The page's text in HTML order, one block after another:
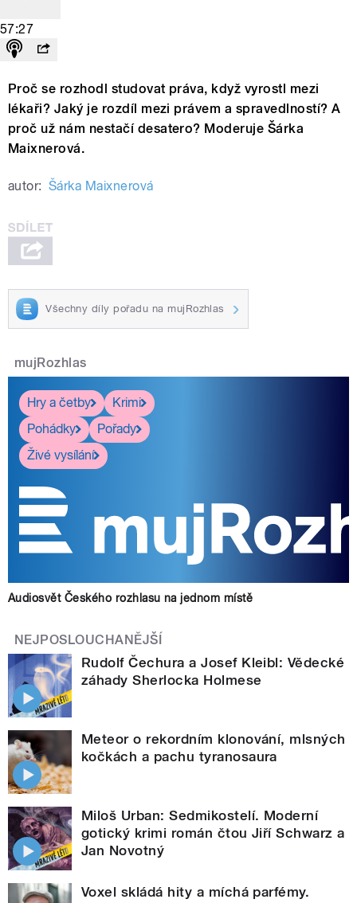
57:27
Proč se rozhodl studovat práva, když vyrostl mezi
lékaři? Jaký je rozdíl mezi právem a spravedlností? A
proč už nám nestačí desatero? Moderuje Šárka
Maixnerová.
autor: Šárka Maixnerová
Všechny díly pořadu na mujRozhlas
mujRozhlas
Hry a četby
Krimi
Pohádky
Pořady
Živé vysílání
Audiosvět Českého rozhlasu na jednom místě
NEJPOSLOUCHANĚJŠÍ
Rudolf Čechura a Josef Kleibl: Vědecké
záhady Sherlocka Holmese
Meteor o rekordním klonování, mlsných
kočkách a pachu tyranosaura
Miloš Urban: Sedmikostelí. Moderní
gotický krimi román čtou Jiří Schwarz a
Jan Novotný
Voxel skládá hity a míchá parfémy.